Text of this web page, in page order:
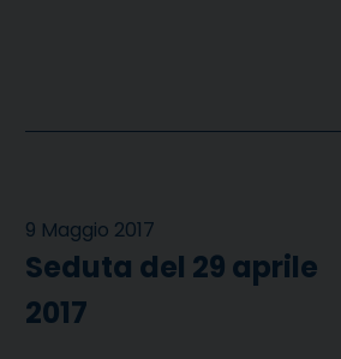
9 Maggio 2017
Seduta del 29 aprile
2017